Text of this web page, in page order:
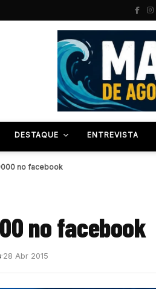
DESTAQUE ENTREVISTA
no facebook
no facebook
28 Abr 2015